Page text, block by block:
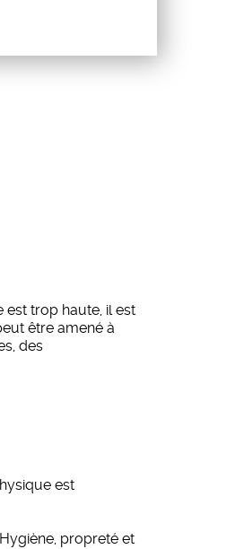
trop haute, il est
être amené à
des
est
propreté et